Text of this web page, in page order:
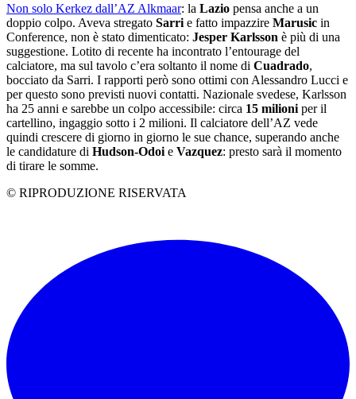
Non solo Kerkez dall’AZ Alkmaar: la Lazio pensa anche a un
doppio colpo. Aveva stregato Sarri e fatto impazzire Marusic in
Conference, non è stato dimenticato: Jesper Karlsson è più di una
suggestione. Lotito di recente ha incontrato l’entourage del
calciatore, ma sul tavolo c’era soltanto il nome di Cuadrado,
bocciato da Sarri. I rapporti però sono ottimi con Alessandro Lucci e
per questo sono previsti nuovi contatti. Nazionale svedese, Karlsson
ha 25 anni e sarebbe un colpo accessibile: circa 15 milioni per il
cartellino, ingaggio sotto i 2 milioni. Il calciatore dell’AZ vede
quindi crescere di giorno in giorno le sue chance, superando anche
le candidature di Hudson-Odoi e Vazquez: presto sarà il momento
di tirare le somme.
© RIPRODUZIONE RISERVATA